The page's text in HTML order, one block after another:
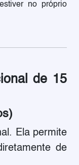
no próprio
de 15
Ela permite
de